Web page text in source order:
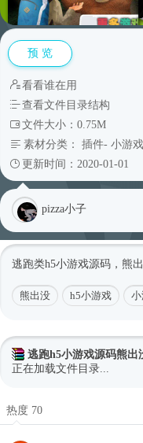
预 览
看看谁在用
查看文件目录结构
文件大小：0.75M
素材分类： 插件- 小游戏
更新时间：2020-01-01
pizza小子
逃跑类h5小游戏源码，熊
熊出没 h5小游戏
逃跑h5小游戏源码熊出
正在加载文件目录...
热度 70